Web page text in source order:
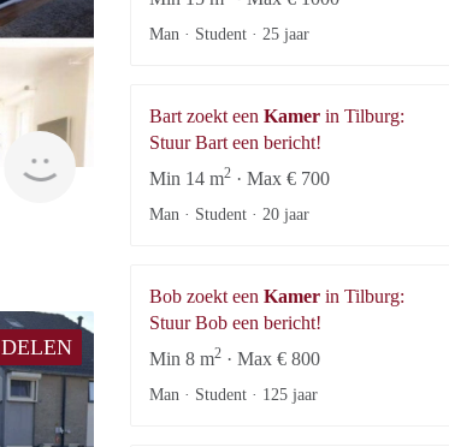
DELEN
Man · Student · 25 jaar
Bart zoekt een Kamer in Tilburg:
Stuur Bart een bericht!
Min 14 m2 · Max € 700
Man · Student · 20 jaar
Bob zoekt een Kamer in Tilburg:
Stuur Bob een bericht!
Min 8 m2 · Max € 800
Man · Student · 125 jaar